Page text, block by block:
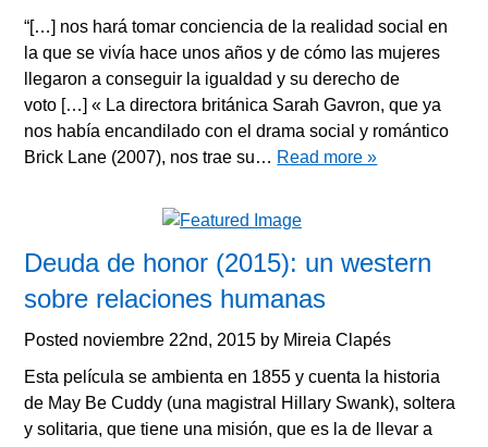
“[…] nos hará tomar conciencia de la realidad social en
la que se vivía hace unos años y de cómo las mujeres
llegaron a conseguir la igualdad y su derecho de
voto […] « La directora británica Sarah Gavron, que ya
nos había encandilado con el drama social y romántico
Brick Lane (2007), nos trae su… Read more »
Deuda de honor (2015): un western
sobre relaciones humanas
Posted noviembre 22nd, 2015 by Mireia Clapés
Esta película se ambienta en 1855 y cuenta la historia
de May Be Cuddy (una magistral Hillary Swank), soltera
y solitaria, que tiene una misión, que es la de llevar a